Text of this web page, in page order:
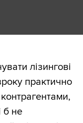
лізингові
практично
б не